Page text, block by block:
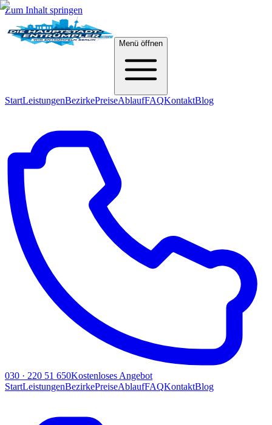
Zum Inhalt springen
Menü öffnen
StartLeistungenBezirkePreiseAblaufFAQKontaktBlog
030 · 220 51 650Kostenloses Angebot
StartLeistungenBezirkePreiseAblaufFAQKontaktBlog